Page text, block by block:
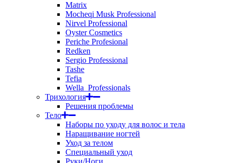
Matrix
Mocheqi Musk Professional
Nirvel Professional
Oyster Cosmetics
Periche Profesional
Redken
Sergio Professional
Tashe
Tefia
Wella_Professionals
Трихология
Решения проблемы
Тело
Наборы по уходу для волос и тела
Наращивание ногтей
Уход за телом
Специальный уход
Руки/Ноги